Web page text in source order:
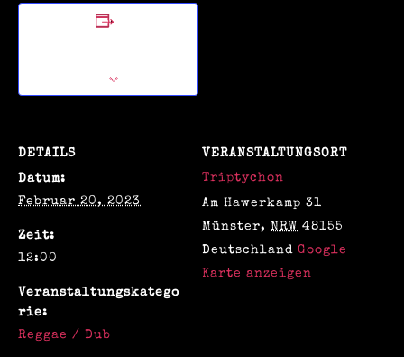
DETAILS
Datum:
Februar 20, 2023
Zeit:
12:00
Veranstaltungskatego
rie:
Reggae / Dub
VERANSTALTUNGSORT
Triptychon
Am Hawerkamp 31
Münster, NRW 48155
Deutschland Google
Karte anzeigen